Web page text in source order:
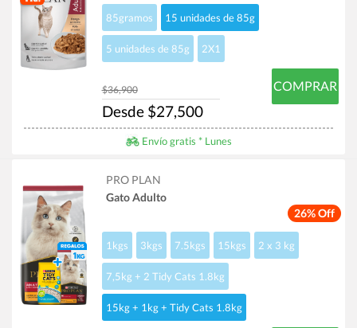
85gramos 15 unidades de 85g
5 unidades de 85g 2X1
$36,900
Desde $27,500
COMPRAR
Envío gratis * Lunes
26% Off
PRO PLAN
Gato Adulto
1kgs 3kgs 7.5kgs 15kgs 2 x 3 kg
7,5kg + 2 Tidy Cats 1.8kg
15kg + 1kg + Tidy Cats 1.8kg